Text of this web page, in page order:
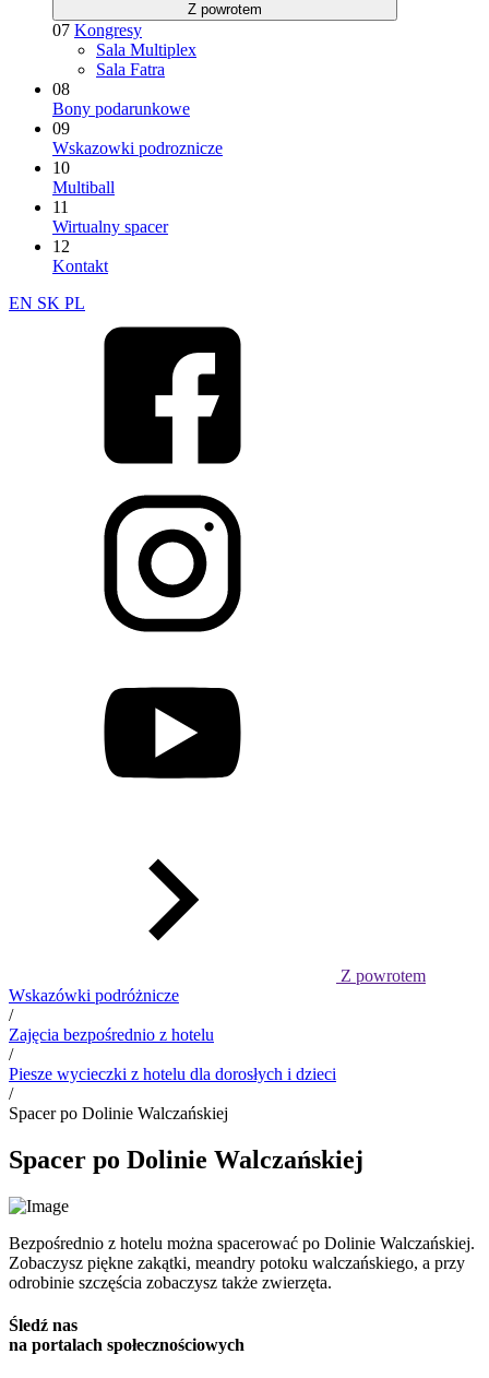
Z powrotem
07 Kongresy
Sala Multiplex
Sala Fatra
08
Bony podarunkowe
09
Wskazowki podroznicze
10
Multiball
11
Wirtualny spacer
12
Kontakt
EN SK PL
Z powrotem
Wskazówki podróżnicze
/
Zajęcia bezpośrednio z hotelu
/
Piesze wycieczki z hotelu dla dorosłych i dzieci
/
Spacer po Dolinie Walczańskiej
Spacer po Dolinie Walczańskiej
Bezpośrednio z hotelu można spacerować po Dolinie Walczańskiej.
Zobaczysz piękne zakątki, meandry potoku walczańskiego, a przy
odrobinie szczęścia zobaczysz także zwierzęta.
Śledź nas
na portalach społecznościowych